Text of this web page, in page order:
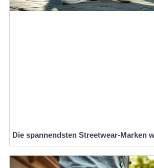
Die spannendsten Streetwear-Marken